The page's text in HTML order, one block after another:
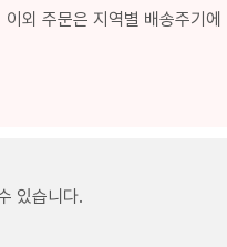
외 주문은 지역별 배송주기
있습니다.